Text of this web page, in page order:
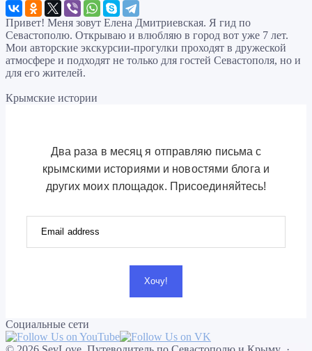
Привет! Меня зовут Елена Дмитриевская. Я гид по
Севастополю. Открываю и влюбляю в город вот уже 7 лет.
Мои авторские экскурсии-прогулки проходят в дружеской
атмосфере и подходят не только для гостей Севастополя, но и
для его жителей.
Крымские истории
Два раза в месяц я отправляю письма с
крымскими историями и новостями блога и
других моих площадок. Присоединяйтесь!
Хочу!
Социальные сети